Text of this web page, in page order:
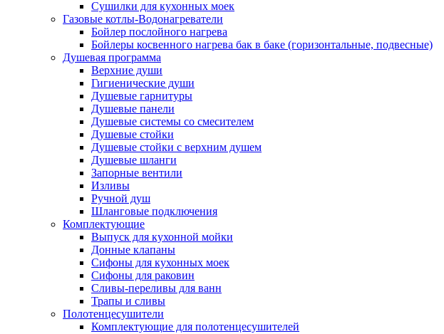
Сушилки для кухонных моек
Газовые котлы-Водонагреватели
Бойлер послойного нагрева
Бойлеры косвенного нагрева бак в баке (горизонтальные, подвесные)
Душевая программа
Верхние души
Гигиенические души
Душевые гарнитуры
Душевые панели
Душевые системы со смесителем
Душевые стойки
Душевые стойки с верхним душем
Душевые шланги
Запорные вентили
Изливы
Ручной душ
Шланговые подключения
Комплектующие
Выпуск для кухонной мойки
Донные клапаны
Сифоны для кухонных моек
Сифоны для раковин
Сливы-переливы для ванн
Трапы и сливы
Полотенцесушители
Комплектующие для полотенцесушителей